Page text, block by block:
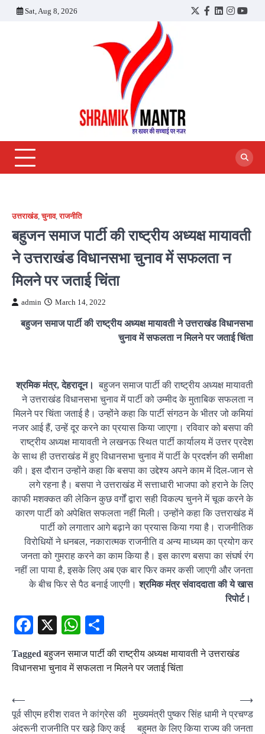
Sat, Aug 8, 2026
Twitter
Facebook
LinkedIn
उत्तराखंड,चुनाव,राजनीति
बहुजन समाज पार्टी की राष्ट्रीय अध्यक्ष मायावती
ने उत्तराखंड विधानसभा चुनाव में सफलता न
मिलने पर जताई चिंता
admin March 14, 2022
बहुजन समाज पार्टी की राष्ट्रीय अध्यक्ष मायावती ने उत्तराखंड विधानसभा
चुनाव में सफलता न मिलने पर जताई चिंता
श्रमिक मंत्र, देहरादून। बहुजन समाज पार्टी की राष्ट्रीय अध्यक्ष मायावती
ने उत्तराखंड विधानसभा चुनाव में पार्टी को उम्मीद के मुताबिक सफलता न
मिलने पर चिंता जताई है। उन्होंने कहा कि पार्टी संगठन के भीतर जो कमियां
नजर आई हैं, उन्हें दूर करने का प्रयास किया जाएगा। रविवार को बसपा की
राष्ट्रीय अध्यक्ष मायावती ने लखनऊ स्थित पार्टी कार्यालय में उत्तर प्रदेश
के साथ ही उत्तराखंड में हुए विधानसभा चुनाव में पार्टी के प्रदर्शन की समीक्षा
की। इस दौरान उन्होंने कहा कि बसपा का उद्देश्य अपने काम में दिल-जान से
लगे रहना है। बसपा ने उत्तराखंड में सत्ताधारी भाजपा को हराने के लिए
काफी मशक्कत की लेकिन कुछ वर्गों द्वारा सही विकल्प चुनने में चूक करने के
कारण पार्टी को अपेक्षित सफलता नहीं मिली। उन्होंने कहा कि उत्तराखंड में
पार्टी को लगातार आगे बढ़ाने का प्रयास किया गया है। राजनीतिक
विरोधियों ने धनबल, नकारात्मक राजनीति व अन्य माध्यम का प्रयोग कर
जनता को गुमराह करने का काम किया है। इस कारण बसपा का संघर्ष रंग
नहीं ला पाया है, इसके लिए अब एक बार फिर कमर कसी जाएगी और जनता
के बीच फिर से पैठ बनाई जाएगी।श्रमिक मंत्र संवाददाता की ये खास
रिपोर्ट।
Facebook
X WhatsApp
Taggedबहुजन समाज पार्टी की राष्ट्रीय अध्यक्ष मायावती ने उत्तराखंड
विधानसभा चुनाव में सफलता न मिलने पर जताई चिंता
Post
navigation
⟵
पूर्व सीएम हरीश रावत ने कांग्रेस की
अंदरूनी राजनीति पर खड़े किए कई
मुख्यमंत्री पुष्कर सिंह धामी ने प्रचण्ड
बहुमत के लिए किया राज्य की जनता
⟶